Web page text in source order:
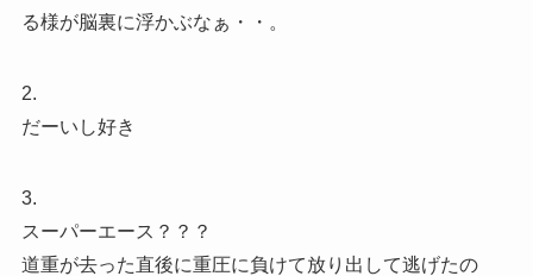
る様が脳裏に浮かぶなぁ・・。
2.
だーいし好き
3.
スーパーエース？？？
道重が去った直後に重圧に負けて放り出して逃げたの